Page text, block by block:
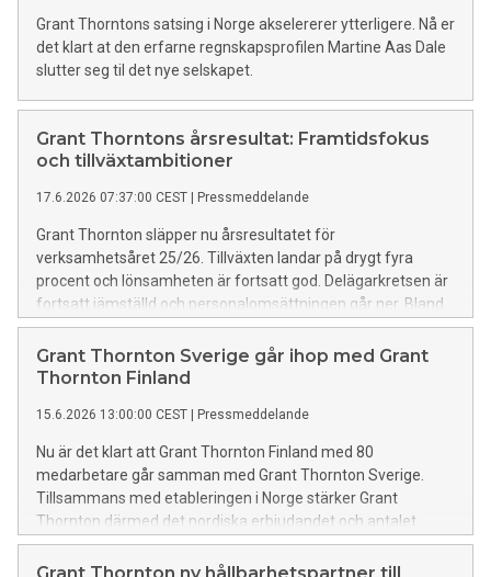
Grant Thorntons satsing i Norge akselererer ytterligere. Nå er
det klart at den erfarne regnskapsprofilen Martine Aas Dale
slutter seg til det nye selskapet.
Grant Thorntons årsresultat: Framtidsfokus
och tillväxtambitioner
17.6.2026 07:37:00 CEST | Pressmeddelande
Grant Thornton släpper nu årsresultatet för
verksamhetsåret 25/26. Tillväxten landar på drygt fyra
procent och lönsamheten är fortsatt god. Delägarkretsen är
fortsatt jämställd och personalomsättningen går ner. Bland
höjdpunkterna finns bland annat samarbetet med SHL och
etableringen i Norge. Den nordiska satsningen har nyligen
följts upp med en sammanslagning med finska Grant
Grant Thornton Sverige går ihop med Grant
Thornton Finland
15.6.2026 13:00:00 CEST | Pressmeddelande
Nu är det klart att Grant Thornton Finland med 80
medarbetare går samman med Grant Thornton Sverige.
Tillsammans med etableringen i Norge stärker Grant
Thornton därmed det nordiska erbjudandet och antalet
medarbetare passerar 1500.
Grant Thornton ny hållbarhetspartner till